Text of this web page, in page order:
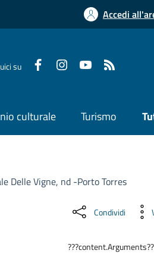
Accedi
su
culturale Turismo
Delle Vigne, nd -Porto Torres
Condividi